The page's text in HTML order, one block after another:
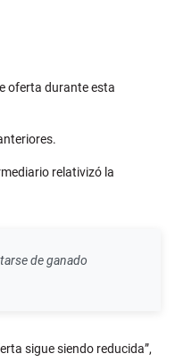
oferta durante esta
relativizó la
de ganado
sigue siendo reducida”,